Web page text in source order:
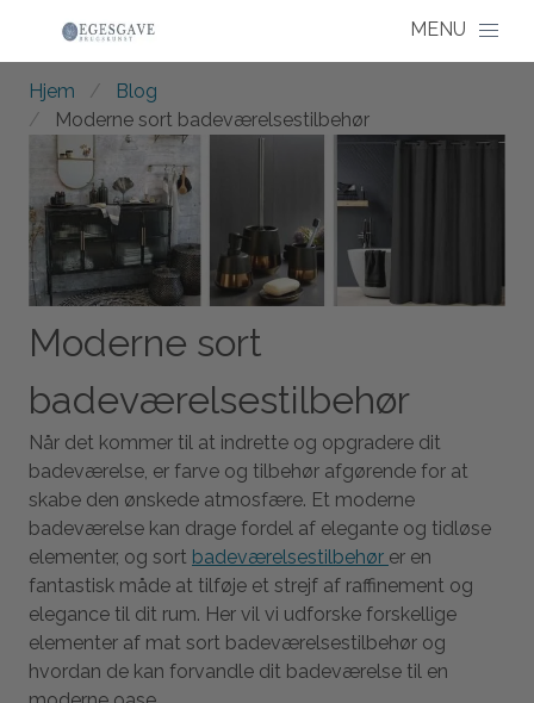
Hjem
Blog
Moderne sort badeværelsestilbehør
Moderne sort
badeværelsestilbehør
Når det kommer til at indrette og opgradere dit
badeværelse, er farve og tilbehør afgørende for at
skabe den ønskede atmosfære. Et moderne
badeværelse kan drage fordel af elegante og tidløse
elementer, og sort badeværelsestilbehør er en
fantastisk måde at tilføje et strejf af raffinement og
elegance til dit rum. Her vil vi udforske forskellige
elementer af mat sort badeværelsestilbehør og
hvordan de kan forvandle dit badeværelse til en